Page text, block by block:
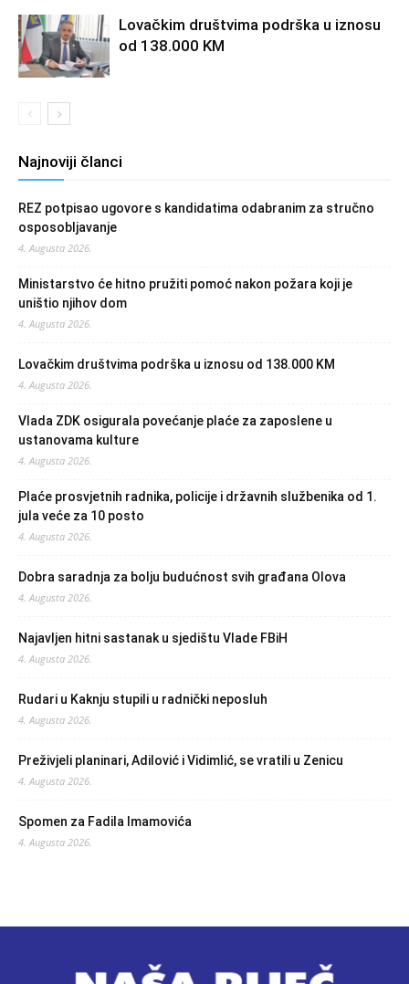
Lovačkim društvima podrška u iznosu
od 138.000 KM
Najnoviji članci
REZ potpisao ugovore s kandidatima odabranim za stručno
osposobljavanje
4. Augusta 2026.
Ministarstvo će hitno pružiti pomoć nakon požara koji je
uništio njihov dom
4. Augusta 2026.
Lovačkim društvima podrška u iznosu od 138.000 KM
4. Augusta 2026.
Vlada ZDK osigurala povećanje plaće za zaposlene u
ustanovama kulture
4. Augusta 2026.
Plaće prosvjetnih radnika, policije i državnih službenika od 1.
jula veće za 10 posto
4. Augusta 2026.
Dobra saradnja za bolju budućnost svih građana Olova
4. Augusta 2026.
Najavljen hitni sastanak u sjedištu Vlade FBiH
4. Augusta 2026.
Rudari u Kaknju stupili u radnički neposluh
4. Augusta 2026.
Preživjeli planinari, Adilović i Vidimlić, se vratili u Zenicu
4. Augusta 2026.
Spomen za Fadila Imamovića
4. Augusta 2026.